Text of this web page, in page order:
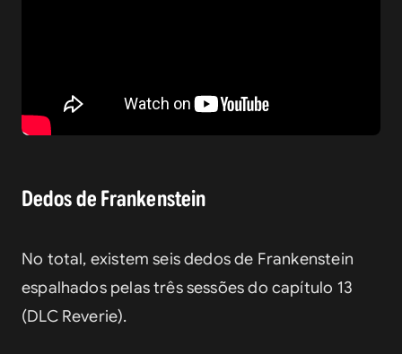
Dedos de Frankenstein
No total, existem seis dedos de Frankenstein
espalhados pelas três sessões do capítulo 13
(DLC Reverie).